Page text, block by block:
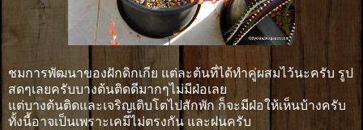
ชมการพัฒนาของฝักดิกเกีย แต่ละต้นที่ได้ทำคู่ผสมไว้นะครับ รูป
สดๆเลยครับบางต้นติดดีมากๆไม่มีฝ่อเลย
แต่บางต้นติดและเจริญเติบโตไปสักพัก ก็จะมีฝ่อให้เห็นบ้างครับ
ทั้งนี้อาจเป็นเพราะเคมีไม่ตรงกัน และฝนครับ